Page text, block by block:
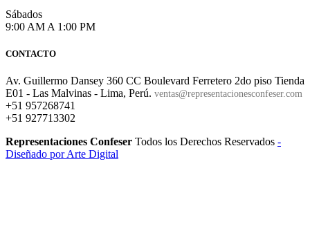
Sábados
9:00 AM A 1:00 PM
CONTACTO
Av. Guillermo Dansey 360 CC Boulevard Ferretero 2do piso Tienda
E01 - Las Malvinas - Lima, Perú. ventas@representacionesconfeser.com
+51 957268741
+51 927713302
Representaciones Confeser Todos los Derechos Reservados -
Diseñado por Arte Digital